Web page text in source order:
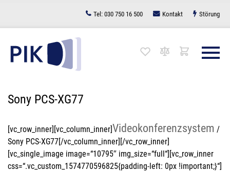
springen
Tel: 030 750 16 500 Kontakt Störung
Sony PCS-XG77
[vc_row_inner][vc_column_inner]Videokonferenzsystem /
Sony PCS-XG77[/vc_column_inner][/vc_row_inner]
[vc_single_image image=“10795″ img_size=“full“][vc_row_inner
css=“.vc_custom_1574770596825{padding-left: 0px !important;}“]